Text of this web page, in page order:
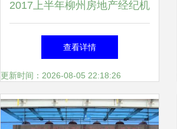
2017上半年柳州房地产经纪机
构检查 4家中介被点名通报
查看详情
更新时间：2026-08-05 22:18:26